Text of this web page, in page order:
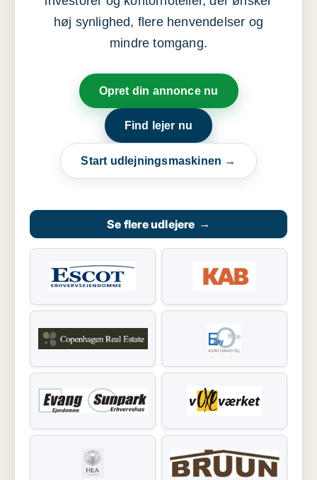
høj synlighed, flere henvendelser og
mindre tomgang.
Opret din annonce nu
Find lejer nu
Start udlejningsmaskinen →
Se flere udlejere →